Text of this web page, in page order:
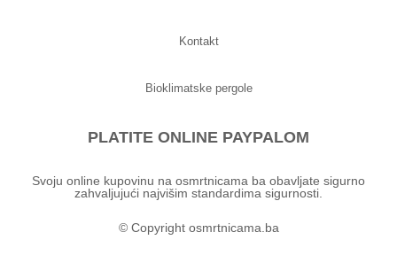
Kontakt
Bioklimatske pergole
PLATITE ONLINE PAYPALOM
Svoju online kupovinu na osmrtnicama ba obavljate sigurno
zahvaljujući najvišim standardima sigurnosti.
© Copyright osmrtnicama.ba